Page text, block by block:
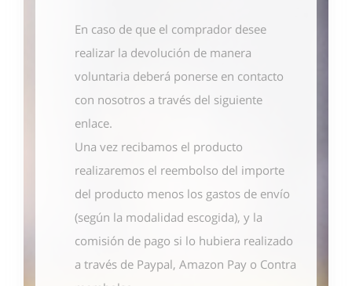
En caso de que el comprador desee
realizar la devolución de manera
voluntaria deberá ponerse en contacto
con nosotros a través del siguiente
enlace.
Una vez recibamos el producto
realizaremos el reembolso del importe
del producto menos los gastos de envío
(según la modalidad escogida), y la
comisión de pago si lo hubiera realizado
a través de Paypal, Amazon Pay o Contra